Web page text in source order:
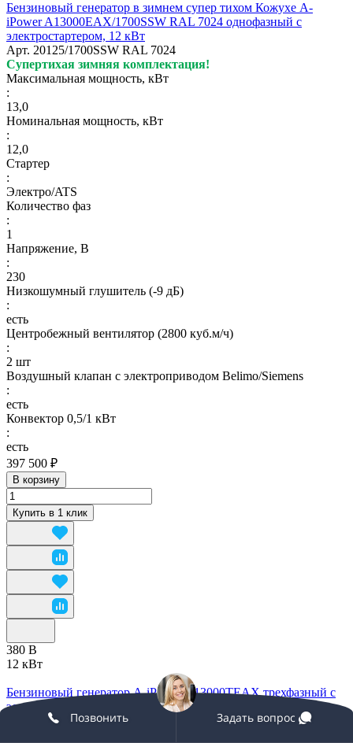
Бензиновый генератор в зимнем супер тихом Кожухе A-
iPower A13000EAX/1700SSW RAL 7024 однофазный с
электростартером, 12 кВт
Арт. 20125/1700SSW RAL 7024
Супертихая зимняя комплектация!
Максимальная мощность, кВт
:
13,0
Номинальная мощность, кВт
:
12,0
Стартер
:
Электро/ATS
Количество фаз
:
1
Напряжение, В
:
230
Низкошумный глушитель (-9 дБ)
:
есть
Центробежный вентилятор (2800 куб.м/ч)
:
2 шт
Воздушный клапан с электроприводом Belimo/Siemens
:
есть
Конвектор 0,5/1 кВт
:
есть
397 500 ₽
В корзину
Купить в 1 клик
380 В
12 кВт
Бензиновый генератор A-iPower A13000TEAX трехфазный с
электростартером, 12 кВт
20126
Позвонить Задать вопрос